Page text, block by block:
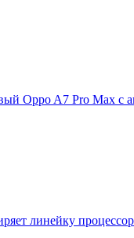
Oppo A7 Pro Max с
линейку